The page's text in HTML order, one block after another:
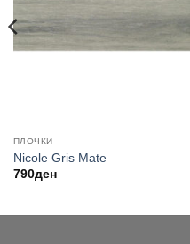
ПЛОЧКИ
Nicole Gris Mate
790ден